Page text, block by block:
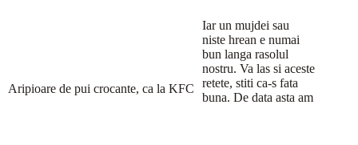
Aripioare de pui crocante, ca la KFC
Iar un mujdei sau
niste hrean e numai
bun langa rasolul
nostru. Va las si aceste
retete, stiti ca-s fata
buna. De data asta am